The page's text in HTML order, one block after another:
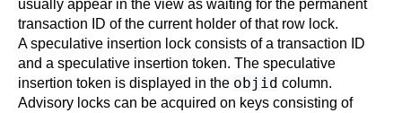
usually appear in the view as waiting for the permanent
transaction ID of the current holder of that row lock.
A speculative insertion lock consists of a transaction ID
and a speculative insertion token. The speculative
insertion token is displayed in the objid column.
Advisory locks can be acquired on keys consisting of